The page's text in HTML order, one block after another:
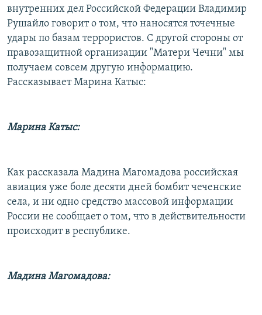
внутренних дел Российской Федерации Владимир
Рушайло говорит о том, что наносятся точечные
удары по базам террористов. С другой стороны от
правозащитной организации "Матери Чечни" мы
получаем совсем другую информацию.
Рассказывает Марина Катыс:
Марина Катыс:
Как рассказала Мадина Магомадова российская
авиация уже боле десяти дней бомбит чеченские
села, и ни одно средство массовой информации
России не сообщает о том, что в действительности
происходит в республике.
Мадина Магомадова: